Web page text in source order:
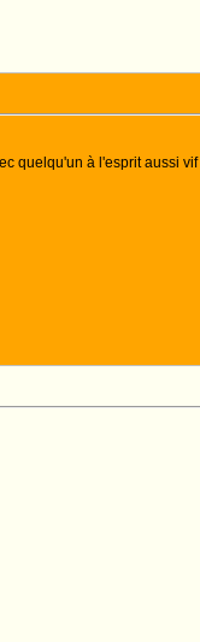
quelqu'un à l'esprit aussi vif